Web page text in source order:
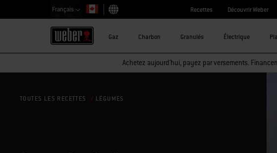
Français
Choisir un pays
Recettes Découvrir Weber
Gaz Charbon Granulés Électrique
Achetez aujourd'hui, payez par versements.
TOUTES LES RECETTES LÉGUMES